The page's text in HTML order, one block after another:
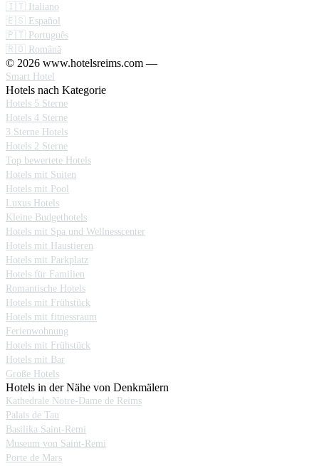
🇮🇹 Italiano
🇪🇸 Español
🇵🇹 Português
🇷🇴 Română
© 2026 www.hotelsreims.com —
Smart Hotel
Hotels nach Kategorie
Hotels 5 Sterne
Hotels 4 Sterne
3 Sterne Hotels
Hotels 2 Sterne
Top bewertete Hotels
Hotels mit Suiten
Hotels mit Pool
Luxus Hotels
Kleine Budgethotels
Hotels mit Spa und Wellnesscenter
Hotels mit Haustieren
Hotels mit Parkplatz
Hotels für Familien
Romantische Hotels
Hotels mit Frühstück
Hotels mit fitnessraum
Ferienwohnung
Hotels mit Frühstück
Hotels mit Bar
Große Hotels
Hotels in der Nähe von Denkmälern
Kathedrale Notre-Dame de Reims
Palais de Tau
Basilika Saint-Remi
Museum von Saint-Remi
Porte de Mars